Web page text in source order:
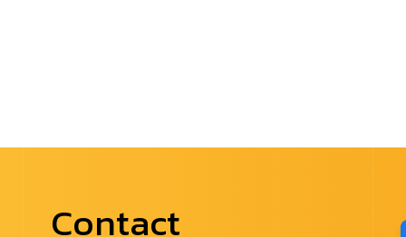
Contact